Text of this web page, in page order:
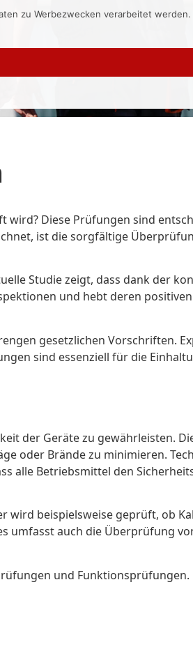
zu Werbezwecken verarbeitet werden.
wird? Diese Prüfungen sind
ist die sorgfältige
Studie zeigt, dass dank der
und hebt deren
gesetzlichen Vorschriften.
sind essenziell für die
der Geräte zu gewährleisten.
oder Brände zu minimieren.
alle Betriebsmittel den
wird beispielsweise geprüft, ob
umfasst auch die Überprüfung
und Funktionsprüfungen.